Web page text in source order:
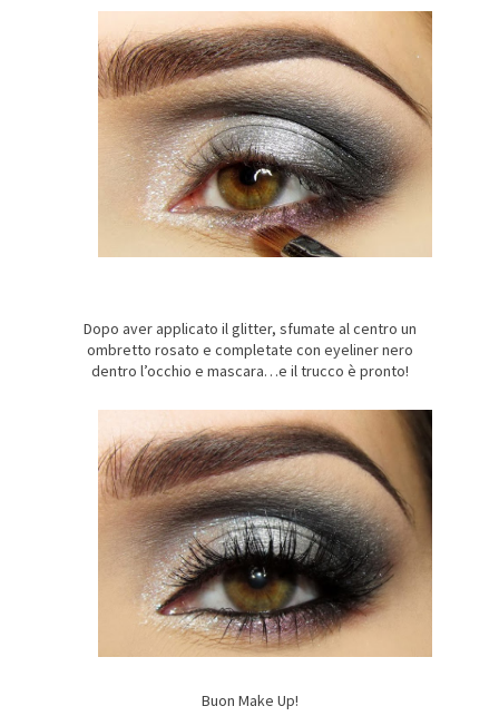
Dopo aver applicato il glitter, sfumate al centro un
ombretto rosato e completate con eyeliner nero
dentro l’occhio e mascara…e il trucco è pronto!
Buon Make Up!